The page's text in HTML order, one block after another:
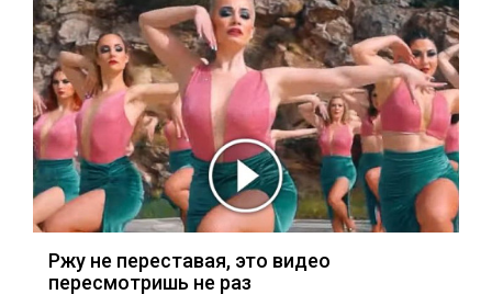
Ржу не переставая, это видео
пересмотришь не раз